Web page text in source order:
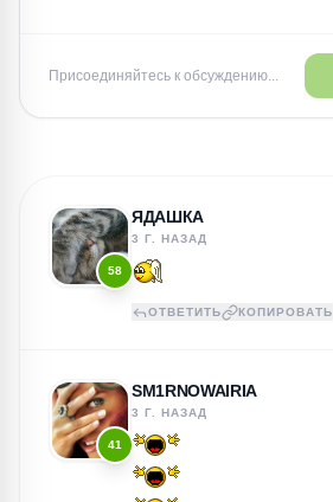
Присоединяйтесь к обсуждению...
58
ЯДАШКА
3 Г. НАЗАД
ОТВЕТИТЬ КОПИРОВАТЬ
41
SM1RNOWAIRIA
3 Г. НАЗАД